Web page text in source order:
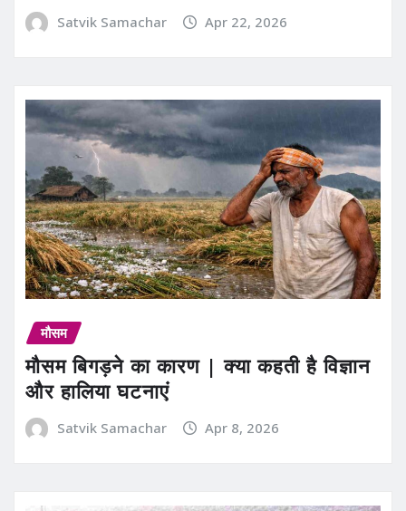
Satvik Samachar Apr 22, 2026
मौसम
मौसम बिगड़ने का कारण | क्या कहती है विज्ञान
और हालिया घटनाएं
Satvik Samachar Apr 8, 2026